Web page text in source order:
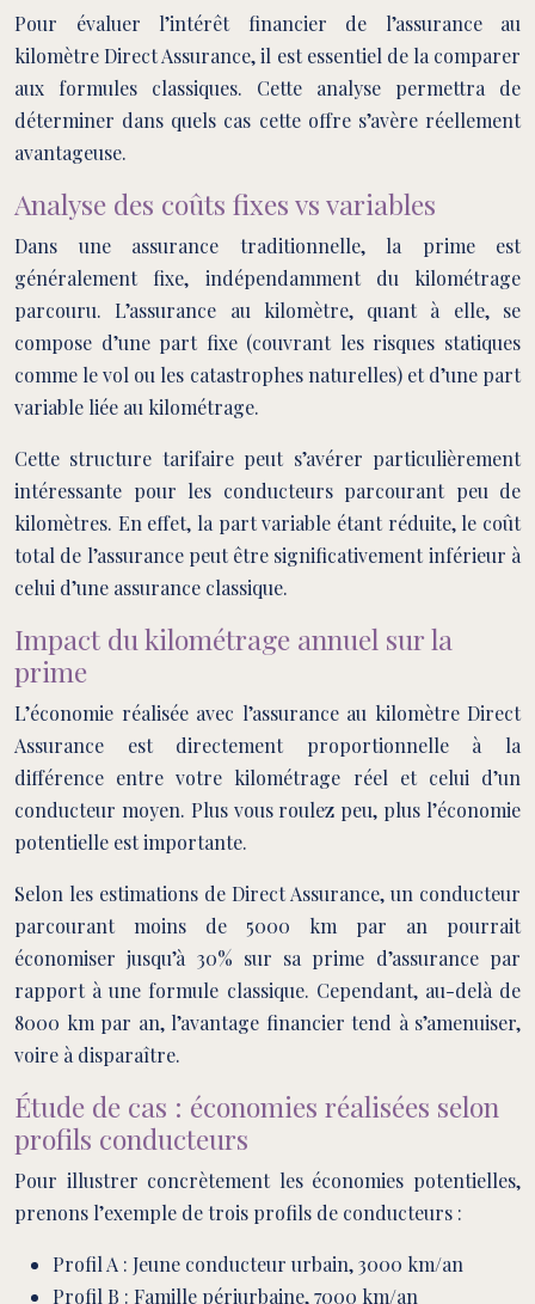
Pour évaluer l’intérêt financier de l’assurance au
kilomètre Direct Assurance, il est essentiel de la comparer
aux formules classiques. Cette analyse permettra de
déterminer dans quels cas cette offre s’avère réellement
avantageuse.
Analyse des coûts fixes vs variables
Dans une assurance traditionnelle, la prime est
généralement fixe, indépendamment du kilométrage
parcouru. L’assurance au kilomètre, quant à elle, se
compose d’une part fixe (couvrant les risques statiques
comme le vol ou les catastrophes naturelles) et d’une part
variable liée au kilométrage.
Cette structure tarifaire peut s’avérer particulièrement
intéressante pour les conducteurs parcourant peu de
kilomètres. En effet, la part variable étant réduite, le coût
total de l’assurance peut être significativement inférieur à
celui d’une assurance classique.
Impact du kilométrage annuel sur la
prime
L’économie réalisée avec l’assurance au kilomètre Direct
Assurance est directement proportionnelle à la
différence entre votre kilométrage réel et celui d’un
conducteur moyen. Plus vous roulez peu, plus l’économie
potentielle est importante.
Selon les estimations de Direct Assurance, un conducteur
parcourant moins de 5000 km par an pourrait
économiser jusqu’à 30% sur sa prime d’assurance par
rapport à une formule classique. Cependant, au-delà de
8000 km par an, l’avantage financier tend à s’amenuiser,
voire à disparaître.
Étude de cas : économies réalisées selon
profils conducteurs
Pour illustrer concrètement les économies potentielles,
prenons l’exemple de trois profils de conducteurs :
Profil A : Jeune conducteur urbain, 3000 km/an
Profil B : Famille périurbaine, 7000 km/an